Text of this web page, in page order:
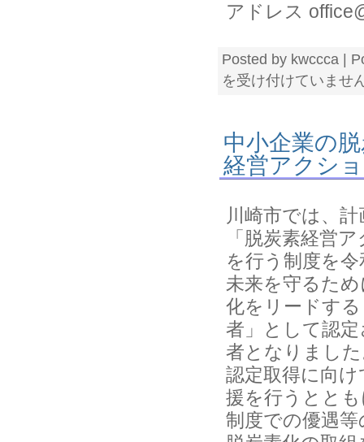
アドレス
Posted by kwccca |
を受け付けていませ
中小企業の
経営アクシ
川崎市では、
「脱炭素経営
を行う制度を
未来を守るた
化をリードす
者」として認
者となりまし
認定取得に向
援を行うとと
制度での優遇